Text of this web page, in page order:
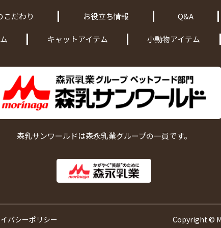
こだわり お役立ち情報 Q&A
キャットアイテム 小動物アイテム
森乳サンワールドは森永乳業グループの一員です。
バシーポリシー Copyright ©